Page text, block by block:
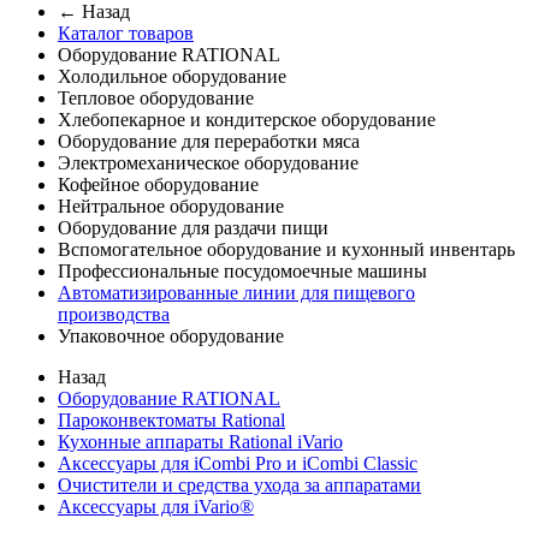
← Назад
Каталог товаров
Оборудование RATIONAL
Холодильное оборудование
Тепловое оборудование
Хлебопекарное и кондитерское оборудование
Оборудование для переработки мяса
Электромеханическое оборудование
Кофейное оборудование
Нейтральное оборудование
Оборудование для раздачи пищи
Вспомогательное оборудование и кухонный инвентарь
Профессиональные посудомоечные машины
Автоматизированные линии для пищевого
производства
Упаковочное оборудование
Назад
Оборудование RATIONAL
Пароконвектоматы Rational
Кухонные аппараты Rational iVario
Аксессуары для iCombi Pro и iCombi Classic
Очистители и средства ухода за аппаратами
Аксессуары для iVario®